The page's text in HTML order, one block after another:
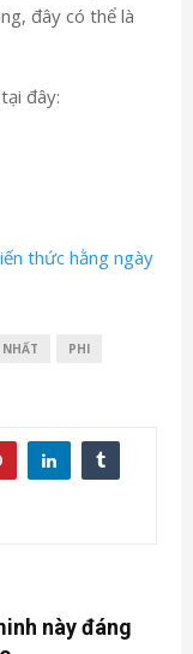
đây có thể là
đây:
thức hằng ngày
NHẤT PHI
này đáng